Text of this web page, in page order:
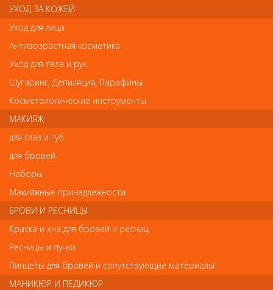
Нет в наличии
В закладки
Шампунь идеально подходит для тонких волос и
чувствительной кожи головы. Увлажняющие активные
ингредиенты шампуня эффективно смягчают чувствительную
или сухую кожу головы.
Отзывы
Ваш отзыв станет первым
Напишите свой отзыв
Комментарий
УХОД ЗА КОЖЕЙ
Уход для лица
Антивозрастная косметика
Уход для тела и рук
Шугаринг, Депиляция, Парафины
Косметологические инструменты
МАКИЯЖ
для глаз и губ
для бровей
Наборы
Макияжные принадлежности
БРОВИ И РЕСНИЦЫ
Краска и хна для бровей и ресниц
Ресницы и пучки
Пинцеты для бровей и сопутствующие материалы
МАНИКЮР И ПЕДИКЮР